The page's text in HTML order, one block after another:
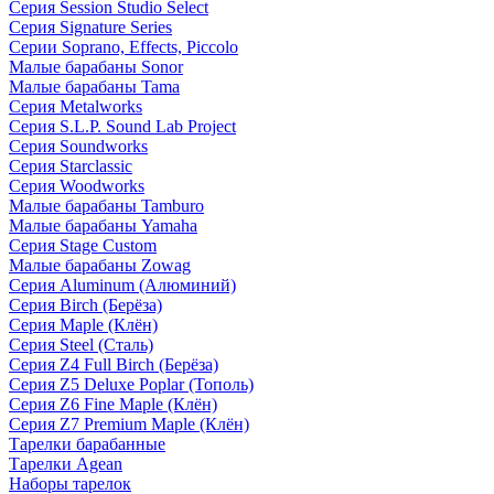
Серия Session Studio Select
Серия Signature Series
Серии Soprano, Effects, Piccolo
Малые барабаны Sonor
Малые барабаны Tama
Серия Metalworks
Серия S.L.P. Sound Lab Project
Серия Soundworks
Серия Starclassic
Серия Woodworks
Малые барабаны Tamburo
Малые барабаны Yamaha
Серия Stage Custom
Малые барабаны Zowag
Серия Aluminum (Алюминий)
Серия Birch (Берёза)
Серия Maple (Клён)
Серия Steel (Сталь)
Серия Z4 Full Birch (Берёза)
Серия Z5 Deluxe Poplar (Тополь)
Серия Z6 Fine Maple (Клён)
Серия Z7 Premium Maple (Клён)
Тарелки барабанные
Тарелки Agean
Наборы тарелок